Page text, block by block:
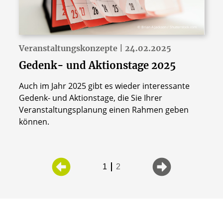
© Brian A Jackson / Shutterstock.com
Veranstaltungskonzepte | 24.02.2025
Gedenk- und Aktionstage 2025
Auch im Jahr 2025 gibt es wieder interessante
Gedenk- und Aktionstage, die Sie Ihrer
Veranstaltungsplanung einen Rahmen geben
können.
1 2